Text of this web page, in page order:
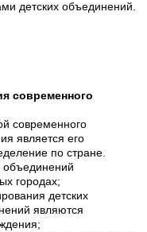
детских объединений.
современного
современного
является его
по стране.
объединений
городах;
детских
являются